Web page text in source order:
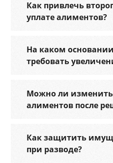
Как привлечь
уплате алиментов?
На каком
требовать
Можно ли
алиментов после
Как защитить
при разводе?